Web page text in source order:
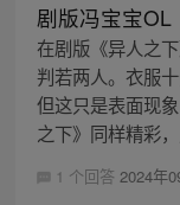
剧版冯宝宝OL
在剧版《异人之
判若两人。衣服
但这只是表面现
之下》同样精彩
1 个回答 2024年